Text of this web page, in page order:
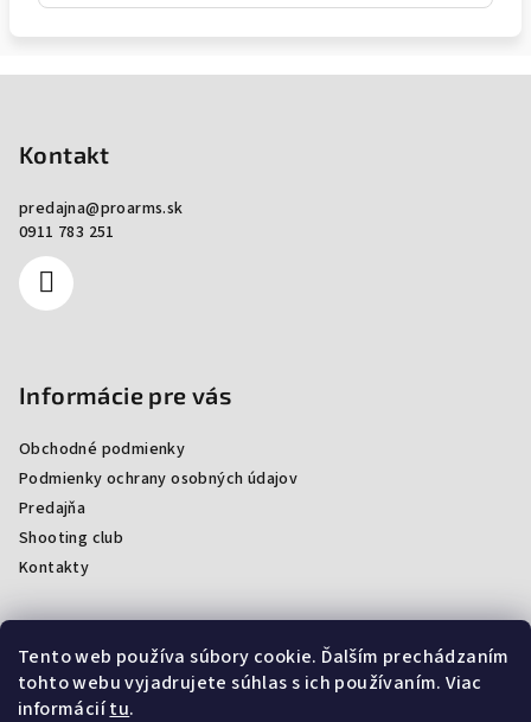
Tento web používa súbory cookie. Ďalším prechádzaním
tohto webu vyjadrujete súhlas s ich používaním. Viac
informáciítu.
Kontakt
predajna@proarms.sk
0911 783 251
Informácie pre vás
Obchodné podmienky
Podmienky ochrany osobných údajov
Predajňa
Shooting club
Kontakty
Facebook